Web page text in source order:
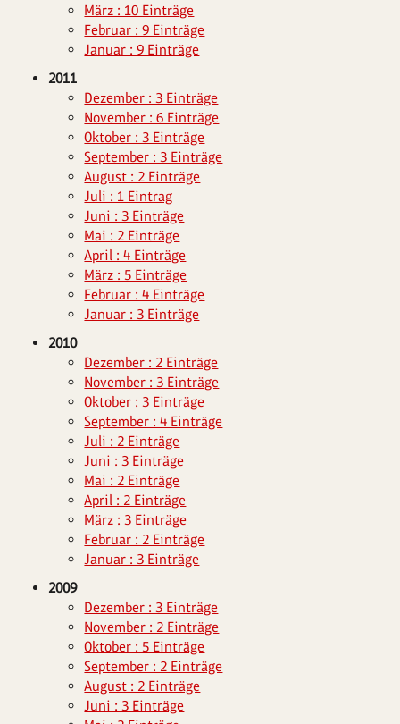
März : 10 Einträge
Februar : 9 Einträge
Januar : 9 Einträge
2011
Dezember : 3 Einträge
November : 6 Einträge
Oktober : 3 Einträge
September : 3 Einträge
August : 2 Einträge
Juli : 1 Eintrag
Juni : 3 Einträge
Mai : 2 Einträge
April : 4 Einträge
März : 5 Einträge
Februar : 4 Einträge
Januar : 3 Einträge
2010
Dezember : 2 Einträge
November : 3 Einträge
Oktober : 3 Einträge
September : 4 Einträge
Juli : 2 Einträge
Juni : 3 Einträge
Mai : 2 Einträge
April : 2 Einträge
März : 3 Einträge
Februar : 2 Einträge
Januar : 3 Einträge
2009
Dezember : 3 Einträge
November : 2 Einträge
Oktober : 5 Einträge
September : 2 Einträge
August : 2 Einträge
Juni : 3 Einträge